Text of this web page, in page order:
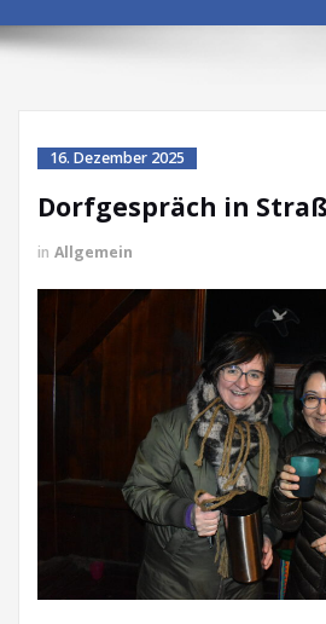
16. Dezember 2025
Dorfgespräch in
in Allgemein